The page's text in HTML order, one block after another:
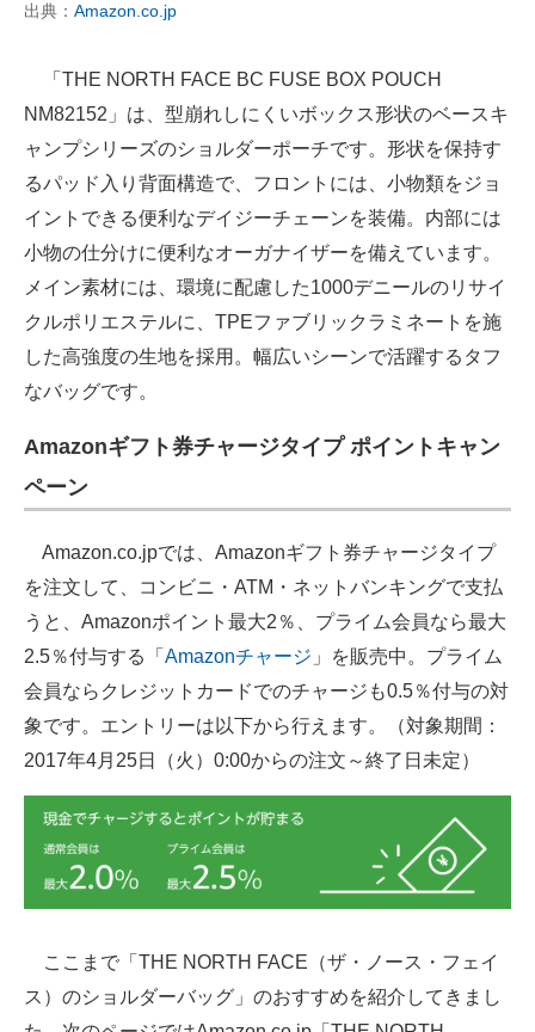
出典： Amazon.co.jp
「THE NORTH FACE BC FUSE BOX POUCH
NM82152」は、型崩れしにくいボックス形状のベースキ
ャンプシリーズのショルダーポーチです。形状を保持す
るパッド入り背面構造で、フロントには、小物類をジョ
イントできる便利なデイジーチェーンを装備。内部には
小物の仕分けに便利なオーガナイザーを備えています。
メイン素材には、環境に配慮した1000デニールのリサイ
クルポリエステルに、TPEファブリックラミネートを施
した高強度の生地を採用。幅広いシーンで活躍するタフ
なバッグです。
Amazonギフト券チャージタイプ ポイントキャン
ペーン
Amazon.co.jpでは、Amazonギフト券チャージタイプ
を注文して、コンビニ・ATM・ネットバンキングで支払
うと、Amazonポイント最大2％、プライム会員なら最大
2.5％付与する「 Amazonチャージ 」を販売中。プライム
会員ならクレジットカードでのチャージも0.5％付与の対
象です。エントリーは以下から行えます。（対象期間：
2017年4月25日（火）0:00からの注文～終了日未定）
ここまで「THE NORTH FACE（ザ・ノース・フェイ
ス）のショルダーバッグ」のおすすめを紹介してきまし